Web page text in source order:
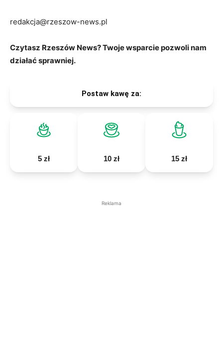
redakcja@rzeszow-news.pl
Czytasz Rzeszów News? Twoje wsparcie pozwoli nam
działać sprawniej.
Postaw kawę za:
5 zł 10 zł 15 zł
Reklama